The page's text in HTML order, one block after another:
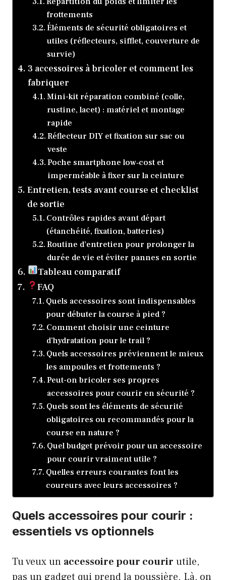
frottements
Éléments de sécurité obligatoires et
utiles (réflecteurs, sifflet, couverture de
survie)
3 accessoires à bricoler et comment les
fabriquer
Mini-kit réparation combiné (colle,
rustine, lacet) : matériel et montage
rapide
Réflecteur DIY et fixation sur sac ou
veste
Poche smartphone low‑cost et
imperméable à fixer sur la ceinture
Entretien, tests avant course et checklist
de sortie
Contrôles rapides avant départ
(étanchéité, fixation, batteries)
Routine d’entretien pour prolonger la
durée de vie et éviter pannes en sortie
Tableau comparatif
FAQ
Quels accessoires sont indispensables
pour débuter la course à pied ?
Comment choisir une ceinture
d’hydratation pour le trail ?
Quels accessoires préviennent le mieux
les ampoules et frottements ?
Peut-on bricoler ses propres
accessoires pour courir en sécurité ?
Quels sont les éléments de sécurité
obligatoires ou recommandés pour la
course en nature ?
Quel budget prévoir pour un accessoire
pour courir vraiment utile ?
Quelles erreurs courantes font les
coureurs avec leurs accessoires ?
Quels accessoires pour courir :
essentiels vs optionnels
Tu veux un accessoire pour courir utile,
pas un gadget qui prend la poussière. Là, on